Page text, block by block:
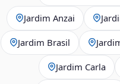
Jardim Anzai
Jardim Brasil
Jardim Carla